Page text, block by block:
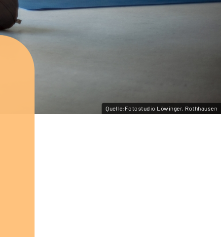
Quelle:Fotostudio Löwinger, Rothhausen